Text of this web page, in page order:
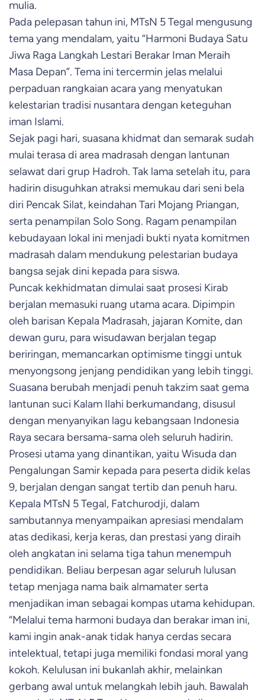
mulia.
Pada pelepasan tahun ini, MTsN 5 Tegal mengusung
tema yang mendalam, yaitu “Harmoni Budaya Satu
Jiwa Raga Langkah Lestari Berakar Iman Meraih
Masa Depan”. Tema ini tercermin jelas melalui
perpaduan rangkaian acara yang menyatukan
kelestarian tradisi nusantara dengan keteguhan
iman Islami.
Sejak pagi hari, suasana khidmat dan semarak sudah
mulai terasa di area madrasah dengan lantunan
selawat dari grup Hadroh. Tak lama setelah itu, para
hadirin disuguhkan atraksi memukau dari seni bela
diri Pencak Silat, keindahan Tari Mojang Priangan,
serta penampilan Solo Song. Ragam penampilan
kebudayaan lokal ini menjadi bukti nyata komitmen
madrasah dalam mendukung pelestarian budaya
bangsa sejak dini kepada para siswa.
Puncak kekhidmatan dimulai saat prosesi Kirab
berjalan memasuki ruang utama acara. Dipimpin
oleh barisan Kepala Madrasah, jajaran Komite, dan
dewan guru, para wisudawan berjalan tegap
beriringan, memancarkan optimisme tinggi untuk
menyongsong jenjang pendidikan yang lebih tinggi.
Suasana berubah menjadi penuh takzim saat gema
lantunan suci Kalam Ilahi berkumandang, disusul
dengan menyanyikan lagu kebangsaan Indonesia
Raya secara bersama-sama oleh seluruh hadirin.
Prosesi utama yang dinantikan, yaitu Wisuda dan
Pengalungan Samir kepada para peserta didik kelas
9, berjalan dengan sangat tertib dan penuh haru.
Kepala MTsN 5 Tegal, Fatchurodji, dalam
sambutannya menyampaikan apresiasi mendalam
atas dedikasi, kerja keras, dan prestasi yang diraih
oleh angkatan ini selama tiga tahun menempuh
pendidikan. Beliau berpesan agar seluruh lulusan
tetap menjaga nama baik almamater serta
menjadikan iman sebagai kompas utama kehidupan.
“Melalui tema harmoni budaya dan berakar iman ini,
kami ingin anak-anak tidak hanya cerdas secara
intelektual, tetapi juga memiliki fondasi moral yang
kokoh. Kelulusan ini bukanlah akhir, melainkan
gerbang awal untuk melangkah lebih jauh. Bawalah